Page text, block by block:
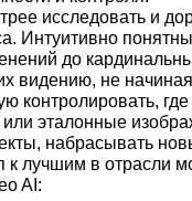
исследовать и
Интуитивно
до
видению, не
контролировать,
эталонные
набрасывать
лучшим в отрасли
AI: